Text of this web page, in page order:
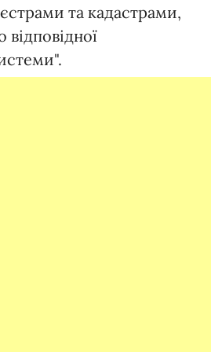
та кадастрами,
відповідної